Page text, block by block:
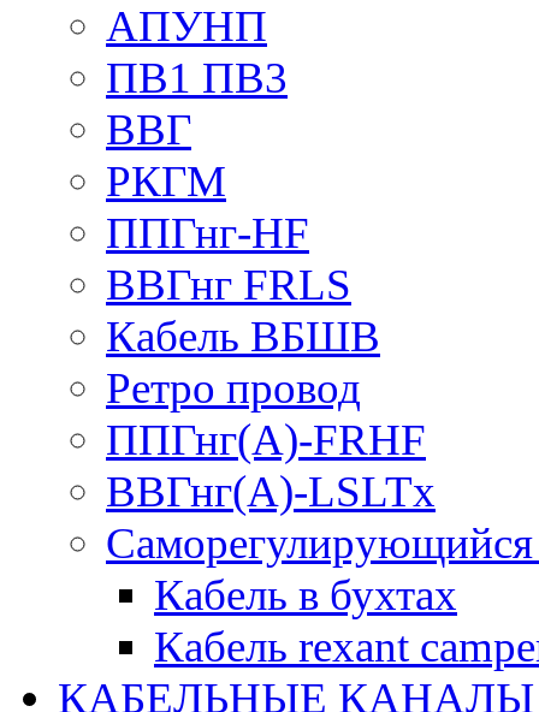
АПУНП
ПВ1 ПВ3
ВВГ
РКГМ
ППГнг-HF
ВВГнг FRLS
Кабель ВБШВ
Ретро провод
ППГнг(А)-FRHF
ВВГнг(А)-LSLTx
Саморегулирующийся
Кабель в бухтах
Кабель rexant
КАБЕЛЬНЫЕ КАНАЛЫ